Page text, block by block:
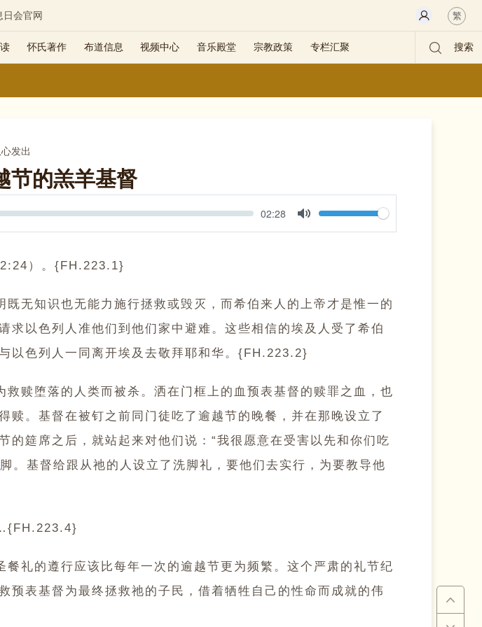
会官网 繁
怀氏著作 布道信息 视频中心 音乐殿堂 宗教政策 专栏汇聚 搜索
心发出
节的羔羊基督
Current
02:28 Volume
）。{FH.223.1}
无知识也无能力施行拯救或毁灭，而希伯来人的上帝才是惟一的
以色列人准他们到他们家中避难。这些相信的埃及人受了希伯
以色列人一同离开埃及去敬拜耶和华。{FH.223.2}
赎堕落的人类而被杀。洒在门框上的血预表基督的赎罪之血，也
。基督在被钉之前同门徒吃了逾越节的晚餐，并在那晚设立了
筵席之后，就站起来对他们说：“我很愿意在受害以先和你们吃
。基督给跟从祂的人设立了洗脚礼，要他们去实行，为要教导他
礼的遵行应该比每年一次的逾越节更为频繁。这个严肃的礼节纪
表基督为最终拯救祂的子民，借着牺牲自己的性命而成就的伟